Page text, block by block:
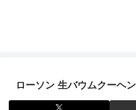
ローソン 生バウムクーヘン